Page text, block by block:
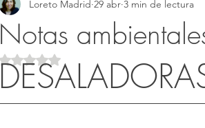
Notas
Loreto Madrid 29 abr 3 min de lectura
Obtuvo NaN de 5 estrellas.